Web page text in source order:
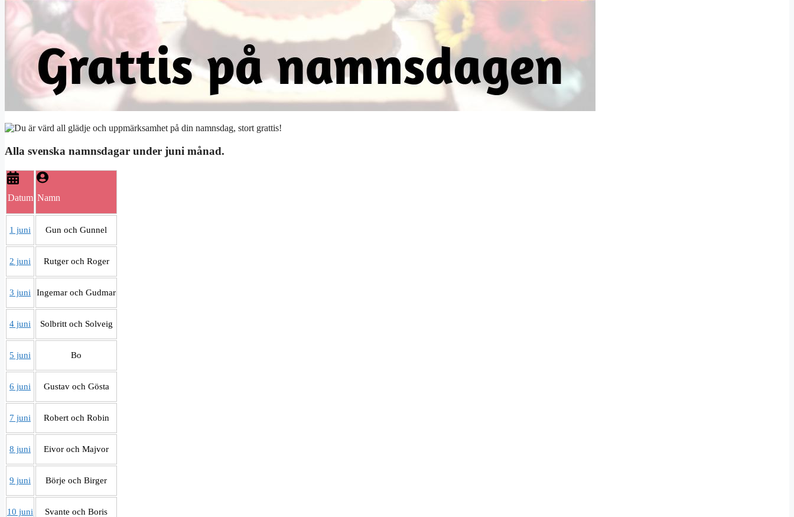
Alla svenska namnsdagar under juni månad.
Datum Namn
1 juni Gun och Gunnel
2 juni Rutger och Roger
3 juni Ingemar och Gudmar
4 juni Solbritt och Solveig
5 juni Bo
6 juni Gustav och Gösta
7 juni Robert och Robin
8 juni Eivor och Majvor
9 juni Börje och Birger
10 juni Svante och Boris